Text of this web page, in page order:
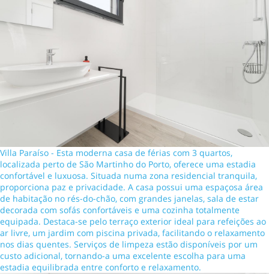
Villa Paraíso - Esta moderna casa de férias com 3 quartos,
localizada perto de São Martinho do Porto, oferece uma estadia
confortável e luxuosa. Situada numa zona residencial tranquila,
proporciona paz e privacidade. A casa possui uma espaçosa área
de habitação no rés-do-chão, com grandes janelas, sala de estar
decorada com sofás confortáveis e uma cozinha totalmente
equipada. Destaca-se pelo terraço exterior ideal para refeições ao
ar livre, um jardim com piscina privada, facilitando o relaxamento
nos dias quentes. Serviços de limpeza estão disponíveis por um
custo adicional, tornando-a uma excelente escolha para uma
estadia equilibrada entre conforto e relaxamento.